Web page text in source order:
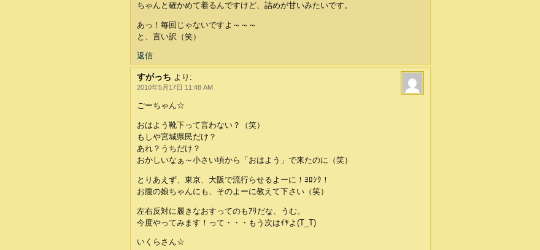
ちゃんと確かめて着るんですけど、詰めが甘いみたいです。
あっ！毎回じゃないですよ～～～
と、言い訳（笑）
返信
すがっち より:
2010年5月17日 11:48 AM
ごーちゃん☆
おはよう靴下って言わない？（笑）
もしや宮城県民だけ？
あれ？うちだけ？
おかしいなぁ～小さい頃から「おはよう」で来たのに（笑）
とりあえず、東京、大阪で流行らせるよーに！ﾖﾛｼｸ！
お腹の娘ちゃんにも、そのよーに教えて下さい（笑）
左右反対に履きなおすってのもｱﾘだな、うむ。
今度やってみます！って・・・もう次はｲﾔよ(T_T)
いくらさん☆